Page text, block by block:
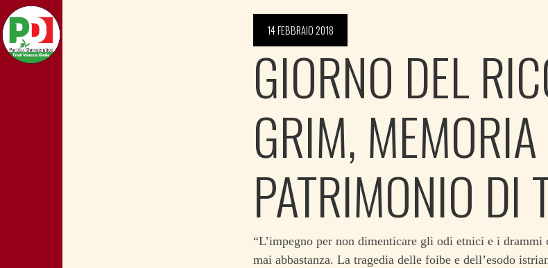
14 FEBBRAIO 2018
GIORNO DEL
GRIM,
PATRIMONIO DI
“L’impegno per non dimenticare gli odi etnici e i
mai abbastanza. La tragedia delle foibe e dell’esodo